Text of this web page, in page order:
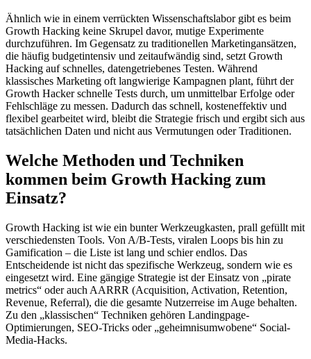
Ähnlich wie in einem verrückten Wissenschaftslabor gibt es beim
Growth Hacking keine Skrupel davor, mutige Experimente
durchzuführen. Im Gegensatz zu traditionellen Marketingansätzen,
die häufig budgetintensiv und zeitaufwändig sind, setzt Growth
Hacking auf schnelles, datengetriebenes Testen. Während
klassisches Marketing oft langwierige Kampagnen plant, führt der
Growth Hacker schnelle Tests durch, um unmittelbar Erfolge oder
Fehlschläge zu messen. Dadurch das schnell, kosteneffektiv und
flexibel gearbeitet wird, bleibt die Strategie frisch und ergibt sich aus
tatsächlichen Daten und nicht aus Vermutungen oder Traditionen.
Welche Methoden und Techniken
kommen beim Growth Hacking zum
Einsatz?
Growth Hacking ist wie ein bunter Werkzeugkasten, prall gefüllt mit
verschiedensten Tools. Von A/B-Tests, viralen Loops bis hin zu
Gamification – die Liste ist lang und schier endlos. Das
Entscheidende ist nicht das spezifische Werkzeug, sondern wie es
eingesetzt wird. Eine gängige Strategie ist der Einsatz von „pirate
metrics“ oder auch AARRR (Acquisition, Activation, Retention,
Revenue, Referral), die die gesamte Nutzerreise im Auge behalten.
Zu den „klassischen“ Techniken gehören Landingpage-
Optimierungen, SEO-Tricks oder „geheimnisumwobene“ Social-
Media-Hacks.